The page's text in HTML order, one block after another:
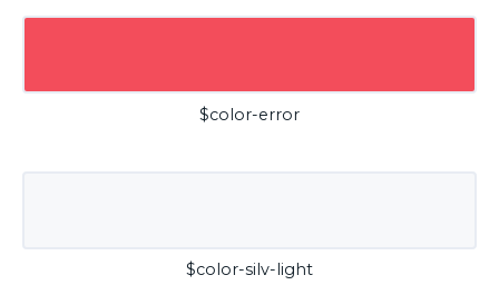
$color-error
$color-silv-light